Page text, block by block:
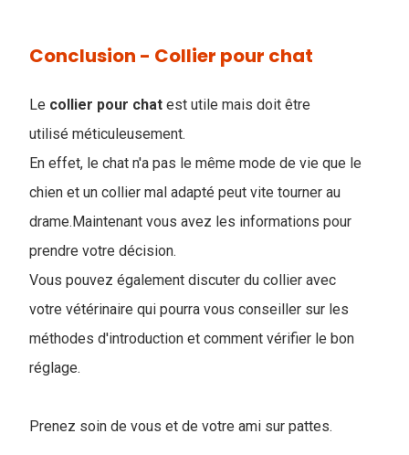
Conclusion - Collier pour chat
Le collier pour chat est utile mais doit être
utilisé méticuleusement.
En effet, le chat n'a pas le même mode de vie que le
chien et un collier mal adapté peut vite tourner au
drame.Maintenant vous avez les informations pour
prendre votre décision.
Vous pouvez également discuter du collier avec
votre vétérinaire qui pourra vous conseiller sur les
méthodes d'introduction et comment vérifier le bon
réglage.
Prenez soin de vous et de votre ami sur pattes.